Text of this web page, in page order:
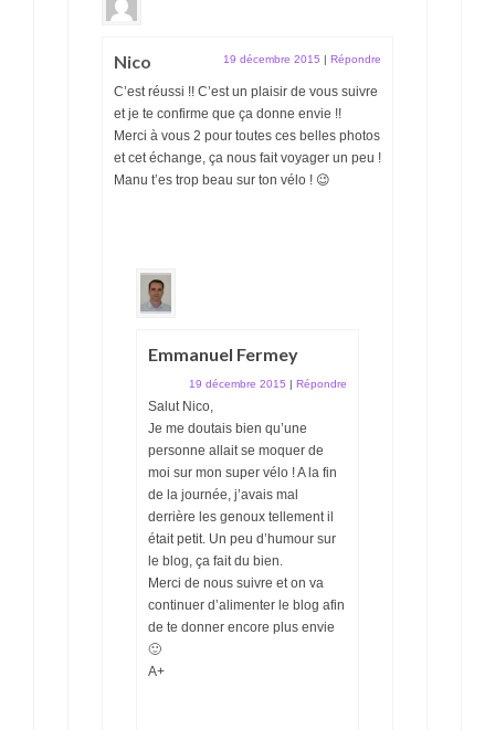
Nico 19 décembre 2015 | Répondre
C’est réussi !! C’est un plaisir de vous suivre
et je te confirme que ça donne envie !!
Merci à vous 2 pour toutes ces belles photos
et cet échange, ça nous fait voyager un peu !
Manu t’es trop beau sur ton vélo ! 😉
Emmanuel Fermey
19 décembre 2015 | Répondre
Salut Nico,
Je me doutais bien qu’une
personne allait se moquer de
moi sur mon super vélo ! A la fin
de la journée, j’avais mal
derrière les genoux tellement il
était petit. Un peu d’humour sur
le blog, ça fait du bien.
Merci de nous suivre et on va
continuer d’alimenter le blog afin
de te donner encore plus envie
🙂
A+